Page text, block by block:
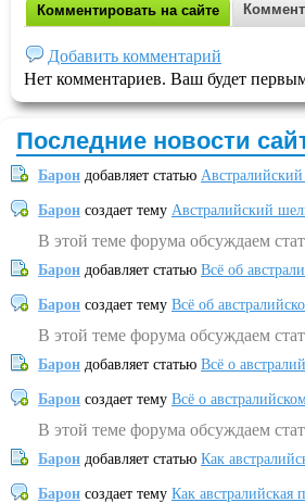
Комментировать на сайте
Добавить комментарий
Нет комментариев. Ваш будет
Последние новости
Барон добавляет статью
Барон создает тему Австралийский
В этой теме форума обсуждаем
Барон добавляет статью Всё об
Барон создает тему Всё об
В этой теме форума обсуждаем
Барон добавляет статью Всё о
Барон создает тему Всё о
В этой теме форума обсуждаем
Барон добавляет статью Как
Барон создает тему Как австралийская